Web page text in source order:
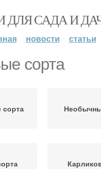
ДЛЯ САДА И
новости статьи
сорта
сорта